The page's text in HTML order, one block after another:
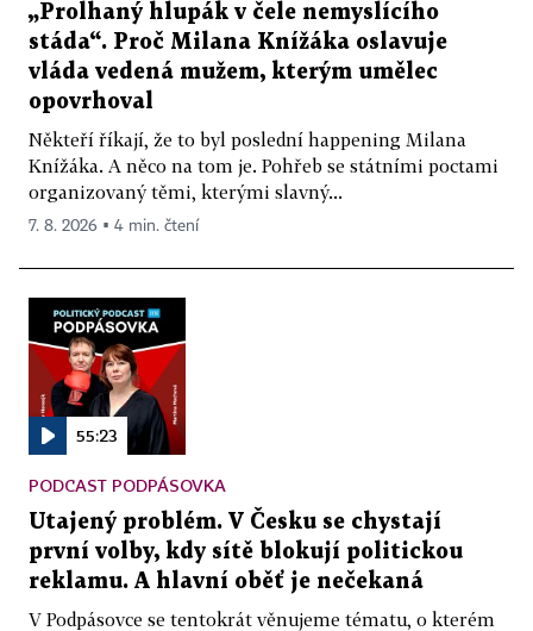
„Prolhaný hlupák v čele nemyslícího
stáda“. Proč Milana Knížáka oslavuje
vláda vedená mužem, kterým umělec
opovrhoval
Někteří říkají, že to byl poslední happening Milana
Knížáka. A něco na tom je. Pohřeb se státními poctami
organizovaný těmi, kterými slavný...
7. 8. 2026 ▪ 4 min. čtení
55:23
PODCAST PODPÁSOVKA
Utajený problém. V Česku se chystají
první volby, kdy sítě blokují politickou
reklamu. A hlavní oběť je nečekaná
V Podpásovce se tentokrát věnujeme tématu, o kterém